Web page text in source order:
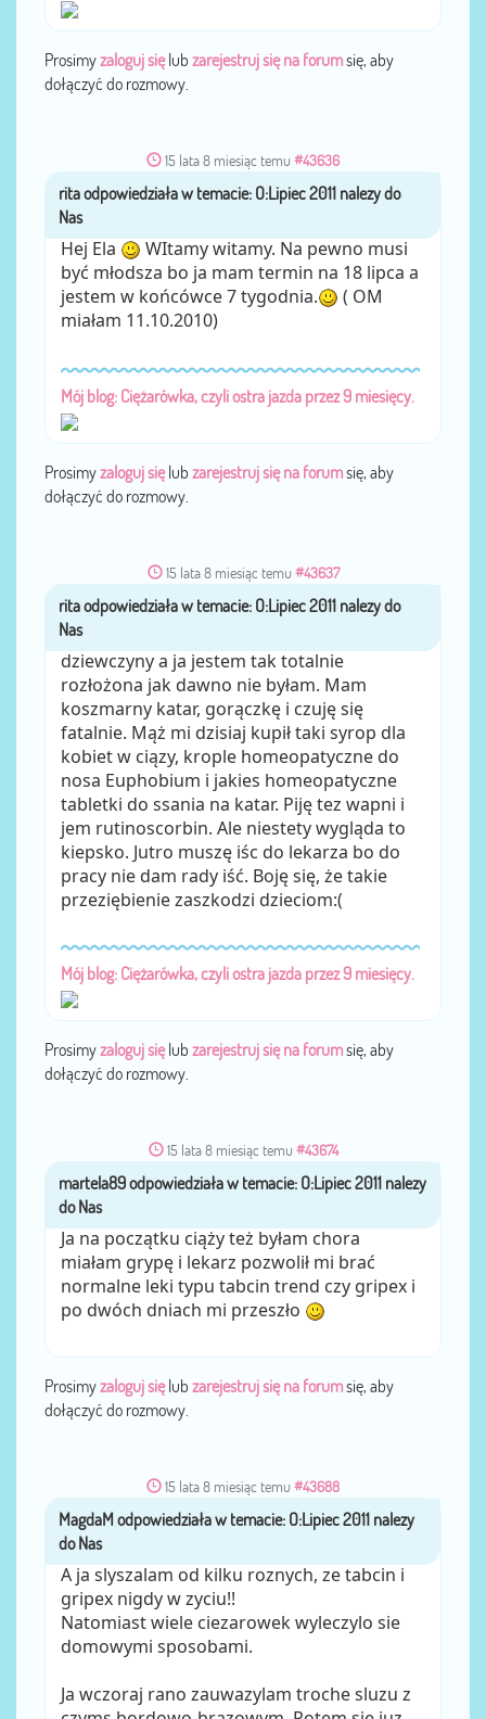
Prosimyzaloguj sięlub zarejestruj się na forumsię, aby
dołączyć do rozmowy.
15 lata 8 miesiąc temu #43636
przezrita
Hej Ela
WItamy witamy. Na pewno musi
być młodsza bo ja mam termin na 18 lipca a
jestem w końcówce 7 tygodnia.
( OM
miałam 11.10.2010)
Mój blog: Ciężarówka, czyli ostra jazda przez 9 miesięcy.
Prosimyzaloguj sięlub zarejestruj się na forumsię, aby
dołączyć do rozmowy.
15 lata 8 miesiąc temu #43637
przezrita
dziewczyny a ja jestem tak totalnie
rozłożona jak dawno nie byłam. Mam
koszmarny katar, gorączkę i czuję się
fatalnie. Mąż mi dzisiaj kupił taki syrop dla
kobiet w ciązy, krople homeopatyczne do
nosa Euphobium i jakies homeopatyczne
tabletki do ssania na katar. Piję tez wapni i
jem rutinoscorbin. Ale niestety wygląda to
kiepsko. Jutro muszę iśc do lekarza bo do
pracy nie dam rady iść. Boję się, że takie
przeziębienie zaszkodzi dzieciom:(
Mój blog: Ciężarówka, czyli ostra jazda przez 9 miesięcy.
Prosimyzaloguj sięlub zarejestruj się na forumsię, aby
dołączyć do rozmowy.
15 lata 8 miesiąc temu #43674
Ja na początku ciąży też byłam chora
miałam grypę i lekarz pozwolił mi brać
normalne leki typu tabcin trend czy gripex i
po dwóch dniach mi przeszło
Prosimyzaloguj sięlub zarejestruj się na forumsię, aby
dołączyć do rozmowy.
15 lata 8 miesiąc temu #43688
przezMagdaM
A ja slyszalam od kilku roznych, ze tabcin i
gripex nigdy w zyciu!!
Natomiast wiele ciezarowek wyleczylo sie
domowymi sposobami.
Ja wczoraj rano zauwazylam troche sluzu z